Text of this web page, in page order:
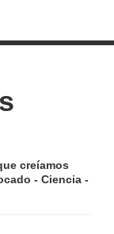
creíamos
- Ciencia -